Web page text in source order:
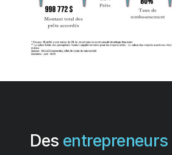
Des entrepreneurs